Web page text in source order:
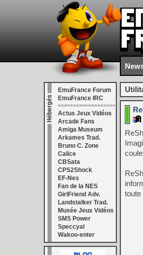
EmuFrance Forum
EmuFrance IRC
===================
Actus Jeux Vidéos
Arcade Fans
Amiga Museum
Arkames Trad.
Bruno C. Zone
Calice
CBSata
CPS2Shock
EF-Nes
Fan de la NES
GirlFriend Adv.
Landstalker Trad.
Musée Jeux Vidéos
SMS Power
Speccyal
Wakoo-enter
toute